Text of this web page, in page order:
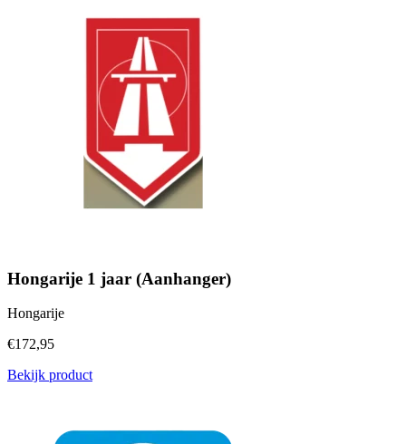
Hongarije 1 jaar (Aanhanger)
Hongarije
€172,95
Bekijk product